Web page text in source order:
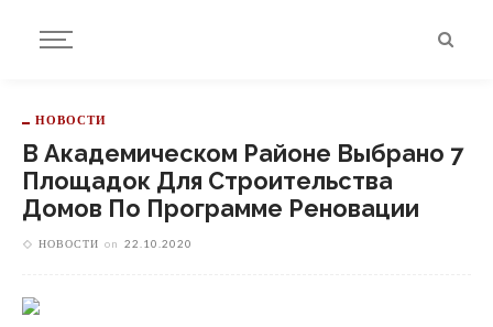
НОВОСТИ
В Академическом Районе Выбрано 7
Площадок Для Строительства
Домов По Программе Реновации
НОВОСТИ on 22.10.2020